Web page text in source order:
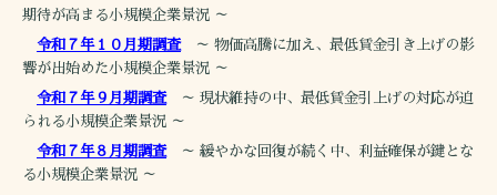
期待が高まる小規模企業景況 ～
令和７年１０月期調査～ 物価高騰に加え、最低賃金引き上げの影
響が出始めた小規模企業景況 ～
令和７年９月期調査～ 現状維持の中、最低賃金引上げの対応が迫
られる小規模企業景況 ～
令和７年８月期調査～ 緩やかな回復が続く中、利益確保が鍵とな
る小規模企業景況 ～